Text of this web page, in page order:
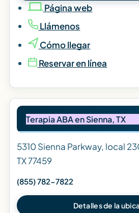
Página web
Llámenos
Cómo llegar
Reservar en línea
Terapia ABA en Sienna, TX
5310 Sienna Parkway, local
TX 77459
(855) 782-7822
Detalles de la